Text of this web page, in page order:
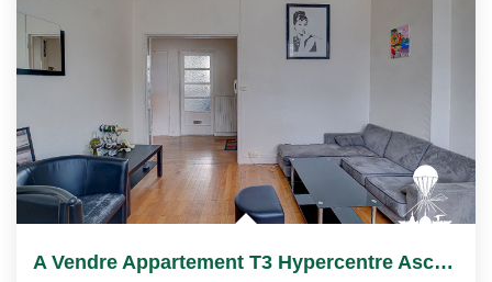
CONTACT
A Vendre Appartement T3 Hypercentre Ascenseur Et Cave